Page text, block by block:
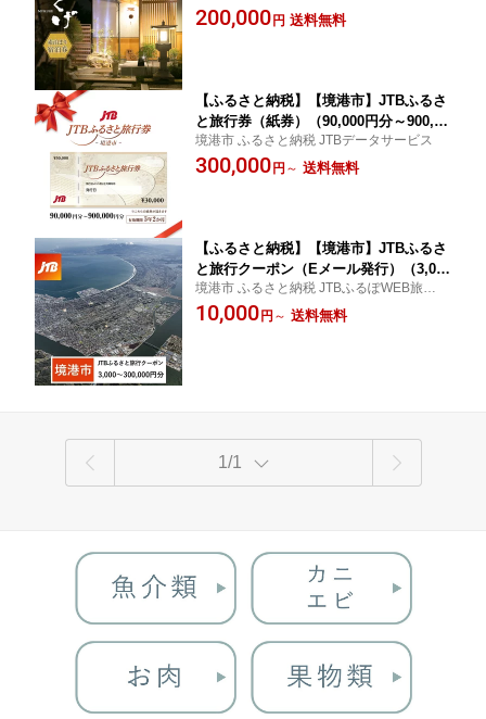
ァミリー宿泊 4名利用 旅行 観光 温泉宿
港市 特産品
200,000 円 送料無料
【ふるさと納税】【境港市】JTBふるさ
と旅行券（紙券）（90,000円分～900,00
0円分） | 旅行券 旅行チケット JTB旅行
券 ふるさと旅行券 宿泊券 旅行サポート
境港市 ふるさと納税 JTBデータサービス
300,000 円 ～ 送料無料
【ふるさと納税】【境港市】JTBふるさ
と旅行クーポン（Eメール発行）（3,000
円分～150,000円分） | 旅行 トラベル 予
約 国内旅行 JTB 宿泊 観光 体験 旅行券
境港市 ふるさと納税 JTBふるぽWEB旅行ク
ーポン（JTBホームページ)
10,000 円 ～ 送料無料
1/1